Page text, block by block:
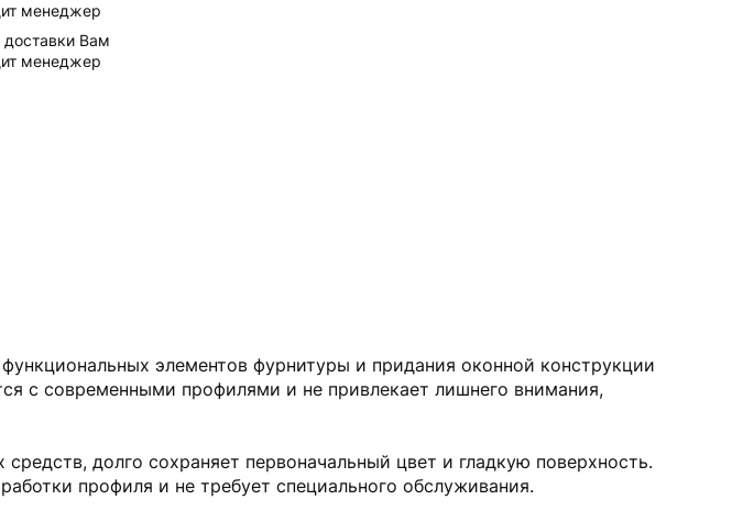
менеджер
Вам
менеджер
элементов фурнитуры и придания оконной конструкции
с современными профилями и не привлекает лишнего внимания,
долго сохраняет первоначальный цвет и гладкую поверхность.
профиля и не требует специального обслуживания.